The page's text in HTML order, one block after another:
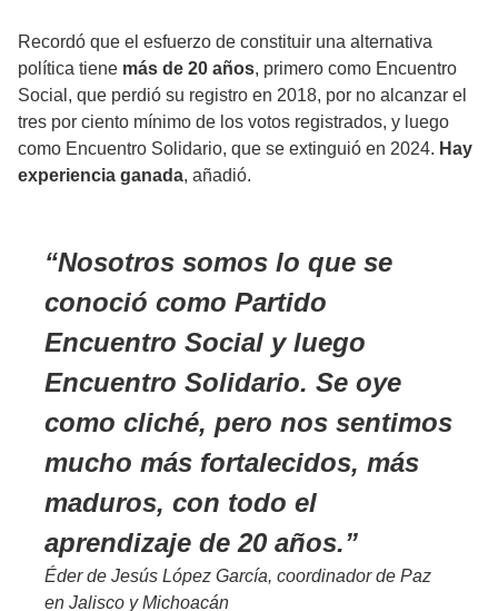
Recordó que el esfuerzo de constituir una alternativa
política tiene más de 20 años, primero como Encuentro
Social, que perdió su registro en 2018, por no alcanzar el
tres por ciento mínimo de los votos registrados, y luego
como Encuentro Solidario, que se extinguió en 2024. Hay
experiencia ganada, añadió.
Nosotros somos lo que se
conoció como Partido
Encuentro Social y luego
Encuentro Solidario. Se oye
como cliché, pero nos sentimos
mucho más fortalecidos, más
maduros, con todo el
aprendizaje de 20 años.
Éder de Jesús López García, coordinador de Paz
en Jalisco y Michoacán